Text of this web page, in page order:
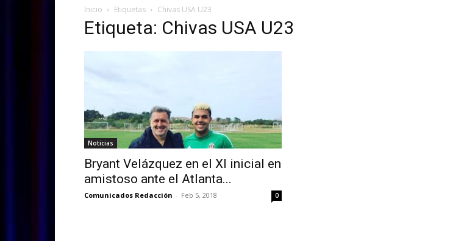
Inicio Etiquetas Chivas USA U23
Etiqueta: Chivas USA U23
Noticias
Bryant Velázquez en el XI inicial en
amistoso ante el Atlanta...
Comunicados Redacción - Feb 5, 2018 0